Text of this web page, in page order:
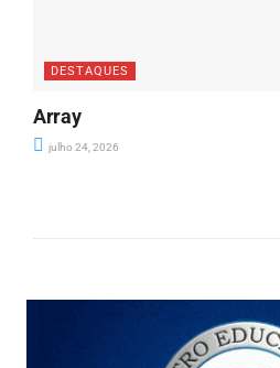
DESTAQUES
Array
julho 24, 2026